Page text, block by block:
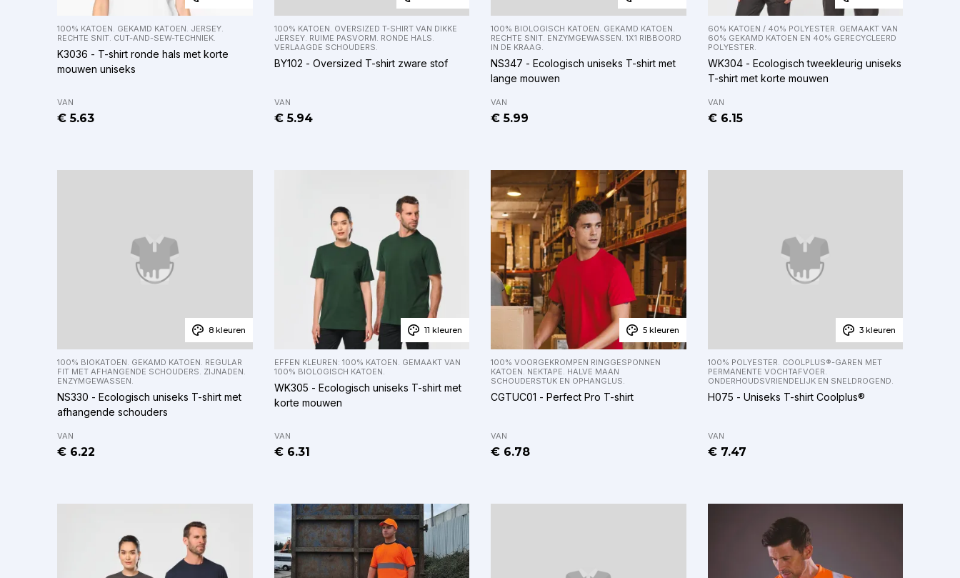
100% KATOEN. GEKAMD KATOEN. JERSEY.
RECHTE SNIT. CUT-AND-SEW-TECHNIEK.
K3036 - T-shirt ronde hals met korte
mouwen uniseks
VAN
€ 5.63
100% KATOEN. OVERSIZED T-SHIRT VAN DIKKE
JERSEY. RUIME PASVORM. RONDE HALS.
VERLAAGDE SCHOUDERS.
BY102 - Oversized T-shirt zware stof
VAN
€ 5.94
100% BIOLOGISCH KATOEN. GEKAMD KATOEN.
RECHTE SNIT. ENZYMGEWASSEN. 1X1 RIBBOORD
IN DE KRAAG.
NS347 - Ecologisch uniseks T-shirt met
lange mouwen
VAN
€ 5.99
60% KATOEN / 40% POLYESTER. GEMAAKT VAN
60% GEKAMD KATOEN EN 40% GERECYCLEERD
POLYESTER.
WK304 - Ecologisch tweekleurig uniseks
T-shirt met korte mouwen
VAN
€ 6.15
8 kleuren
100% BIOKATOEN. GEKAMD KATOEN. REGULAR
FIT MET AFHANGENDE SCHOUDERS. ZIJNADEN.
ENZYMGEWASSEN.
NS330 - Ecologisch uniseks T-shirt met
afhangende schouders
VAN
€ 6.22
11 kleuren
EFFEN KLEUREN: 100% KATOEN. GEMAAKT VAN
100% BIOLOGISCH KATOEN.
WK305 - Ecologisch uniseks T-shirt met
korte mouwen
VAN
€ 6.31
5 kleuren
100% VOORGEKROMPEN RINGGESPONNEN
KATOEN. NEKTAPE. HALVE MAAN
SCHOUDERSTUK EN OPHANGLUS.
CGTUC01 - Perfect Pro T-shirt
VAN
€ 6.78
3 kleuren
100% POLYESTER. COOLPLUS®-GAREN MET
PERMANENTE VOCHTAFVOER.
ONDERHOUDSVRIENDELIJK EN SNELDROGEND.
H075 - Uniseks T-shirt Coolplus®
VAN
€ 7.47